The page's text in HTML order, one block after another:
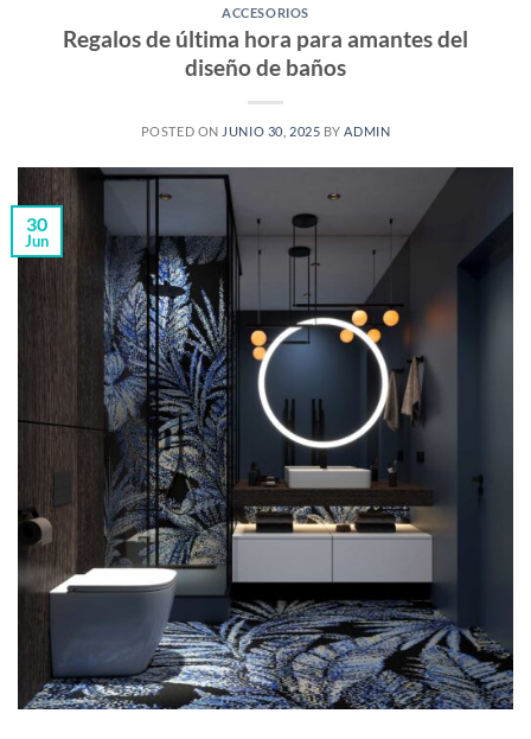
ACCESORIOS
Regalos de última hora para amantes del
diseño de baños
POSTED ON JUNIO 30, 2025 BYADMIN
30
Jun